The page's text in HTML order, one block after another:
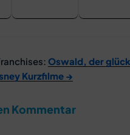
Oswald, der
Kurzfilme →
Kommentar